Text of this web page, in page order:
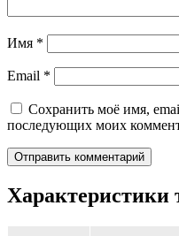
Имя *
Email *
Сохранить моё имя,
последующих моих
Характеристики